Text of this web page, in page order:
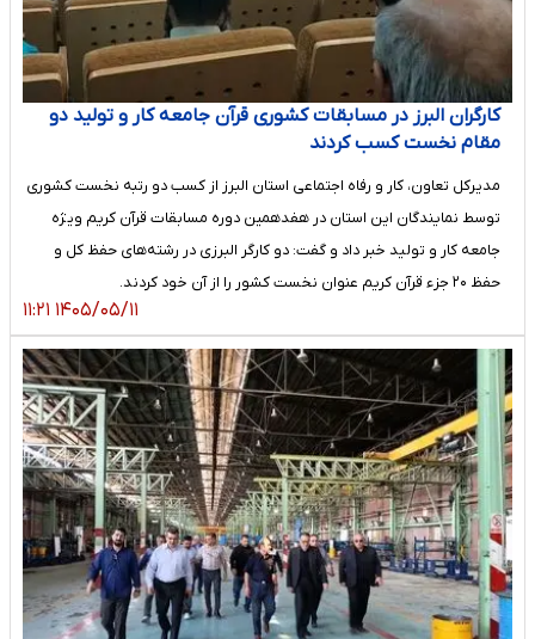
کارگران البرز در مسابقات کشوری قرآن جامعه کار و تولید دو
مقام نخست کسب کردند
مدیرکل تعاون، کار و رفاه اجتماعی استان البرز از کسب دو رتبه نخست کشوری
توسط نمایندگان این استان در هفدهمین دوره مسابقات قرآن کریم ویژه
جامعه کار و تولید خبر داد و گفت: دو کارگر البرزی در رشته‌های حفظ کل و
حفظ ۲۰ جزء قرآن کریم عنوان نخست کشور را از آن خود کردند.
۱۴۰۵/۰۵/۱۱ ۱۱:۲۱